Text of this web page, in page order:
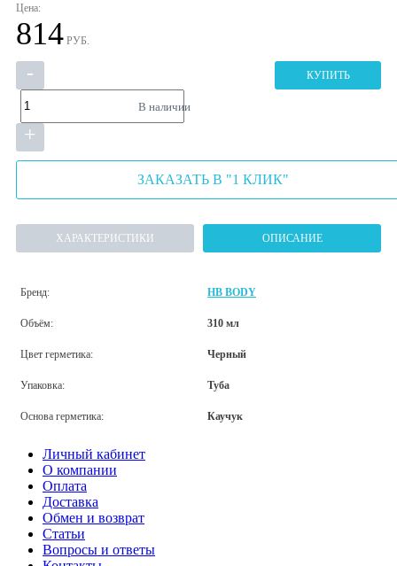
Цена:
814 РУБ.
-
+
КУПИТЬ
В наличии
ЗАКАЗАТЬ В "1 КЛИК"
ХАРАКТЕРИСТИКИ ОПИСАНИЕ
Бренд: HB BODY
Объём: 310 мл
Цвет герметика: Черный
Упаковка: Туба
Основа герметика: Каучук
Личный кабинет
О компании
Оплата
Доставка
Обмен и возврат
Статьи
Вопросы и ответы